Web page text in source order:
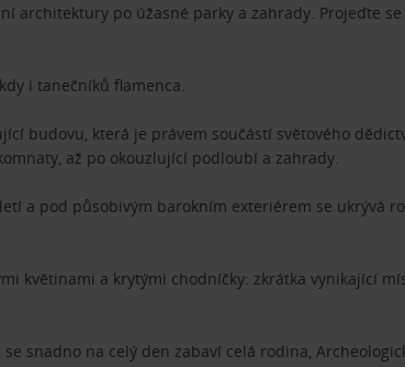
architektury po úžasné parky a zahrady. Projeďte se
i tanečníků flamenca.
budovu, která je právem součástí světového
až po okouzlující podloubí a zahrady.
a pod působivým barokním exteriérem se ukrývá
květinami a krytými chodníčky: zkrátka vynikající
snadno na celý den zabaví celá rodina,